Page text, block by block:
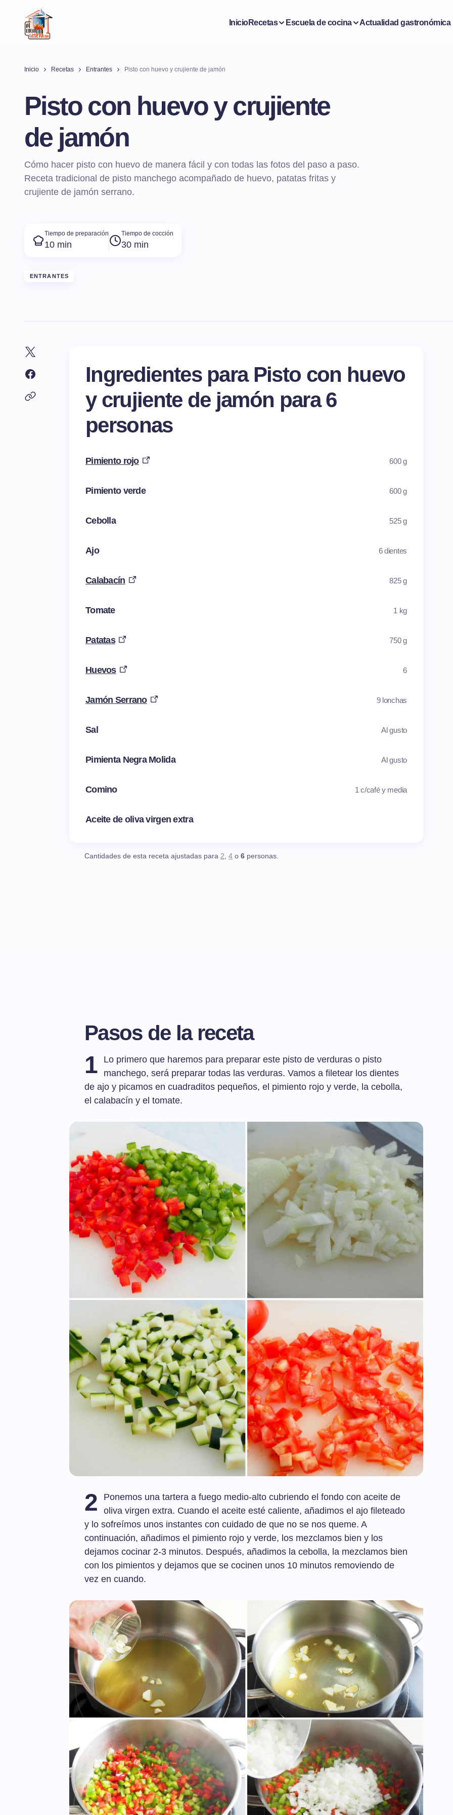
InicioRecetas Escuela de cocina Actualidad gastronómica
Inicio Recetas Entrantes Pisto con huevo y crujiente de jamón
Pisto con huevo y crujiente
de jamón
Cómo hacer pisto con huevo de manera fácil y con todas las fotos del paso a paso.
Receta tradicional de pisto manchego acompañado de huevo, patatas fritas y
crujiente de jamón serrano.
Tiempo de preparación
10 min
Tiempo de cocción
30 min
ENTRANTES
Ingredientes para Pisto con huevo
y crujiente de jamón para 6
personas
Pimiento rojo 600 g
Pimiento verde 600 g
Cebolla 525 g
Ajo 6 dientes
Calabacín 825 g
Tomate 1 kg
Patatas 750 g
Huevos 6
Jamón Serrano 9 lonchas
Sal Al gusto
Pimienta Negra Molida Al gusto
Comino 1 c/café y media
Aceite de oliva virgen extra
Cantidades de esta receta ajustadas para 2, 4 o 6 personas.
Pasos de la receta
1
Lo primero que haremos para preparar este pisto de verduras o pisto
manchego, será preparar todas las verduras. Vamos a filetear los dientes
de ajo y picamos en cuadraditos pequeños, el pimiento rojo y verde, la cebolla,
el calabacín y el tomate.
2
Ponemos una tartera a fuego medio-alto cubriendo el fondo con aceite de
oliva virgen extra. Cuando el aceite esté caliente, añadimos el ajo fileteado
y lo sofreímos unos instantes con cuidado de que no se nos queme. A
continuación, añadimos el pimiento rojo y verde, los mezclamos bien y los
dejamos cocinar 2-3 minutos. Después, añadimos la cebolla, la mezclamos bien
con los pimientos y dejamos que se cocinen unos 10 minutos removiendo de
vez en cuando.